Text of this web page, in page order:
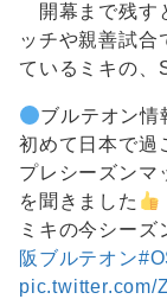
開幕まで残す
ッチや親善試合
ているミキの、
ブルテオン情
初めて日本で過
プレシーズンマ
を聞きました
ミキの今シーズ
阪ブルテオン
pic.twitter.com/